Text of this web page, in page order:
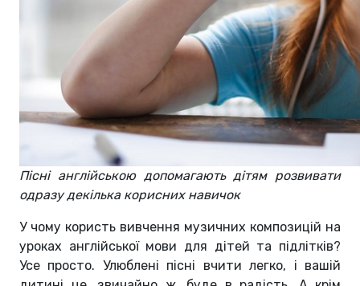
Пісні англійською допомагають дітям розвивати
одразу декілька корисних навичок
У чому користь вивчення музичних композицій на
уроках англійської мови для дітей та підлітків?
Усе просто. Улюблені пісні вчити легко, і вашій